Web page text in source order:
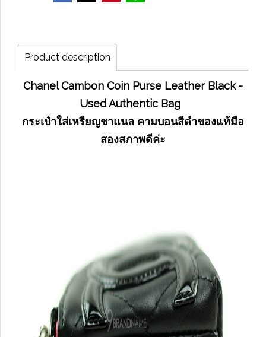
Product description
Chanel Cambon Coin Purse Leather Black -
Used Authentic Bag
กระเป๋าใส่เหรียญชาแนล คามบอนสีดำของแท้มือ
สองสภาพดีค่ะ